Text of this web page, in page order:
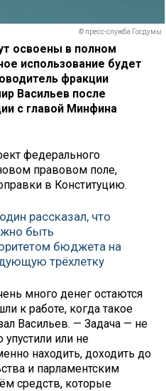
© пресс-служба Госдумы
освоены в полном
использование будет
фракции
Васильев после
с главой Минфина
федерального
правовом поле,
в Конституцию.
рассказал, что
быть
бюджета на
трёхлетку
много денег остаются
к работе, когда такое
Васильев. — Задача — не
упустили или не
находить, доходить до
и парламентским
средств, которые